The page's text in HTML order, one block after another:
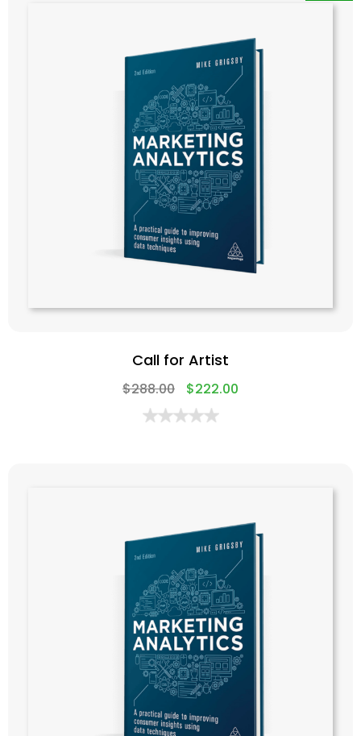
Call for Artist
$288.00 $222.00